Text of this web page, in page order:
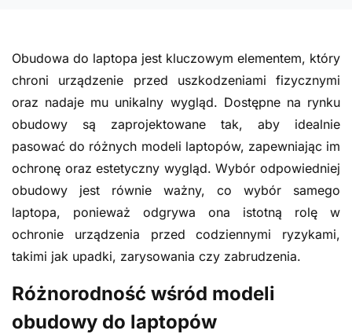
Obudowa do laptopa jest kluczowym elementem, który
chroni urządzenie przed uszkodzeniami fizycznymi
oraz nadaje mu unikalny wygląd. Dostępne na rynku
obudowy są zaprojektowane tak, aby idealnie
pasować do różnych modeli laptopów, zapewniając im
ochronę oraz estetyczny wygląd. Wybór odpowiedniej
obudowy jest równie ważny, co wybór samego
laptopa, ponieważ odgrywa ona istotną rolę w
ochronie urządzenia przed codziennymi ryzykami,
takimi jak upadki, zarysowania czy zabrudzenia.
Różnorodność wśród modeli
obudowy do laptopów